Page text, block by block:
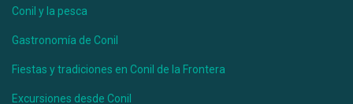
Conil y la pesca
Gastronomía de Conil
Fiestas y tradiciones en Conil de la Frontera
Excursiones desde Conil